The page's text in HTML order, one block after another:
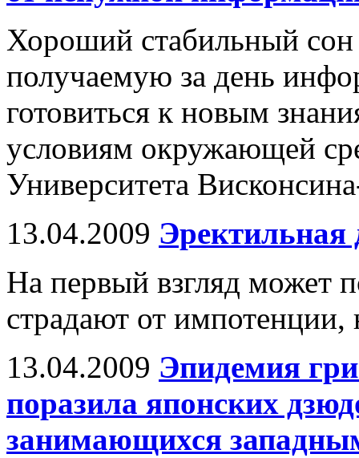
Хороший стабильный сон
получаемую за день
готовиться к новым
условиям окружающей
Университета
13.04.2009 Эректильная
На первый взгляд может
страдают от импотенции,
13.04.2009 Эпидемия
поразила японских
занимающихся